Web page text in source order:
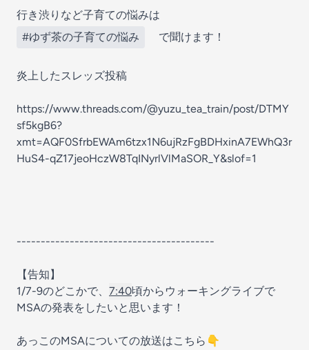
行き渋りなど子育ての悩みは
#ゆず茶の子育ての悩み
で聞けます！
炎上したスレッズ投稿
https://www.threads.com/@yuzu_tea_train/post/DTMY
sf5kgB6?
xmt=AQF0SfrbEWAm6tzx1N6ujRzFgBDHxinA7EWhQ3r
HuS4-qZ17jeoHczW8TqINyrlVlMaSOR_Y&slof=1
-----------------------------------------
【告知】
1/7-9のどこかで、 7:40頃からウォーキングライブで
MSAの発表をしたいと思います！
あっこのMSAについての放送はこちら👇